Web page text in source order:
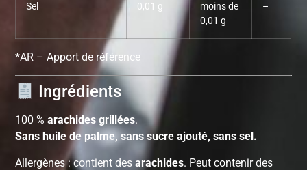
Sel 0,01 g
moins de
0,01 g
–
*AR – Apport de référence
Ingrédients
100 %arachides grillées.
Sans huile de palme, sans sucre ajouté, sans sel.
Allergènes : contient desarachides. Peut contenir des